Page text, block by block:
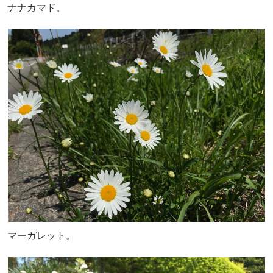
ナナカマド。
マーガレット。